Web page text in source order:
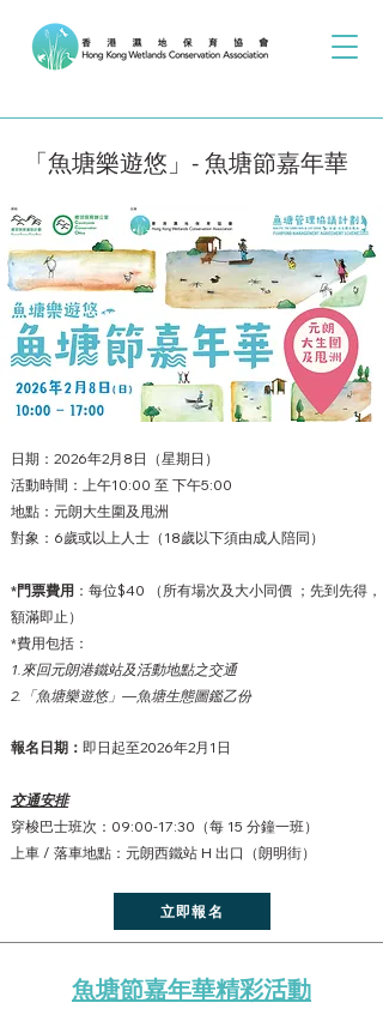
「魚塘樂遊悠」- 魚塘節嘉年華
​日期：2026年2月8日（星期日）
活動時間：上午10:00 至 下午5:00
地點：元朗大生圍及甩洲
對象：6歲或以上人士（18歲以下須由成人陪同）
*門票費用 ：每位$40 （所有場次及大小同價 ； 先到先得，
額滿即止 ）
*費用包括：
1.來回元朗港鐵站及活動地點之交通
2.「魚塘樂遊悠」—魚塘生態圖鑑乙份
報名日期： 即日起至2026年2月1 日
交通安排
穿梭巴士班次：09:00-17:30（每 15 分鐘一班）
上車 / 落車地點：元朗西鐵站 H 出口（朗明街）
立即報名
魚塘節嘉年華精彩活動